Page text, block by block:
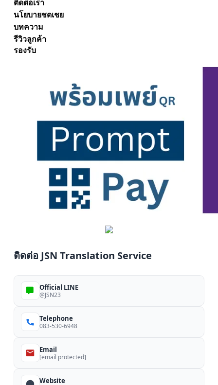
ติดต่อเรา
นโยบายชดเชย
บทความ
รีวิวลูกค้า
รองรับ
ติดต่อ JSN Translation Service
Official LINE
@JSN23
Telephone
083-530-6948
Email
[email protected]
Website